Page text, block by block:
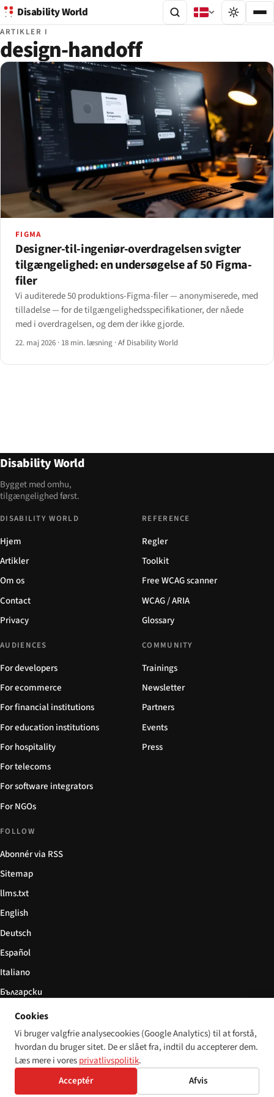
Disability World
ARTIKLER I
design-handoff
FIGMA
Designer-til-ingeniør-overdragelsen svigter
tilgængelighed: en undersøgelse af 50 Figma-
filer
Vi auditerede 50 produktions-Figma-filer — anonymiserede, med
tilladelse — for de tilgængeligheds­specifikationer, der nåede
med i overdragelsen, og dem der ikke gjorde.
22. maj 2026 · 18 min. læsning ·Af Disability World
Disability World
Bygget med omhu,
tilgængelighed først.
DISABILITY WORLD
Hjem
Artikler
Om os
Contact
Privacy
REFERENCE
Regler
Toolkit
Free WCAG scanner
WCAG / ARIA
Glossary
AUDIENCES
For developers
For ecommerce
For financial institutions
For education institutions
For hospitality
For telecoms
For software integrators
For NGOs
COMMUNITY
Trainings
Newsletter
Partners
Events
Press
FOLLOW
Abonnér via RSS
Sitemap
llms.txt
English
Deutsch
Español
Italiano
Български
简体中文
© 2026 Disability World. Alle rettigheder forbeholdes. Cookie settings
DeutschEspañol 简体中文Polski
Cookies
Vi bruger valgfrie analysecookies (Google Analytics) til at forstå,
hvordan du bruger sitet. De er slået fra, indtil du accepterer dem.
Læs mere i voresprivatlivspolitik.
Acceptér
Afvis